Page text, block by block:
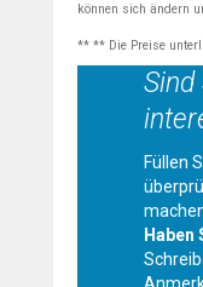
können sich ändern
** ** Die Preise
Füllen